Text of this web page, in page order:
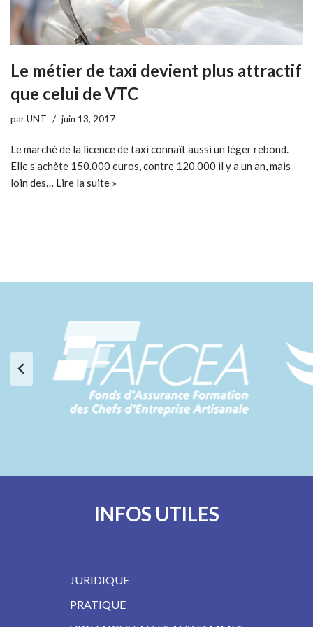
Le métier de taxi devient plus attractif
que celui de VTC
parUNT juin 13, 2017
Le marché de la licence de taxi connaît aussi un léger rebond.
Elle s’achète 150.000 euros, contre 120.000 il y a un an, mais
loin des… Lire la suite »
INFOS UTILES
JURIDIQUE
PRATIQUE